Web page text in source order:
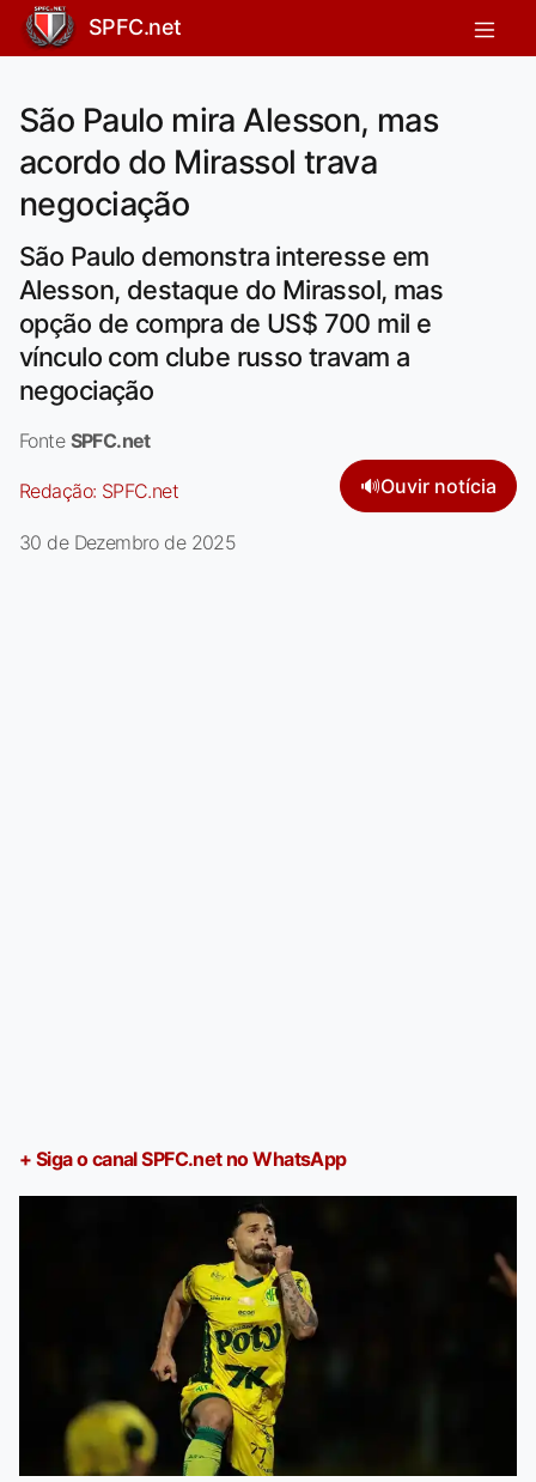
SPFC.net
São Paulo mira Alesson, mas
acordo do Mirassol trava
negociação
São Paulo demonstra interesse em
Alesson, destaque do Mirassol, mas
opção de compra de US$ 700 mil e
vínculo com clube russo travam a
negociação
Fonte SPFC.net
Redação: SPFC.net 🔊Ouvir notícia
30 de Dezembro de 2025
+ Siga o canal SPFC.net no WhatsApp